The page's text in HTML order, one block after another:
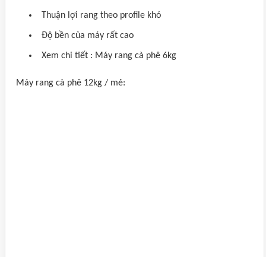
Thuận lợi rang theo profile khó
Độ bền của máy rất cao
Xem chi tiết : Máy rang cà phê 6kg
Máy rang cà phê 12kg / mẻ: